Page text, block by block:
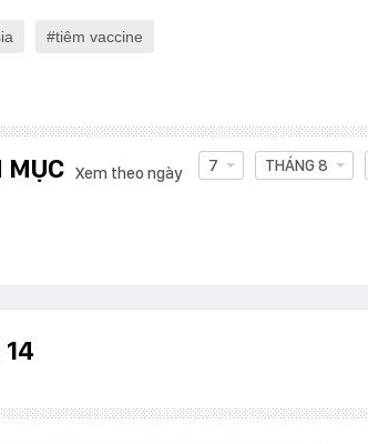
tiêm vaccine
MỤC Xem theo ngày 7 THÁNG 8
14